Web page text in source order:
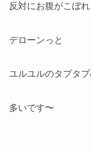
反対にお腹がこぼ
デローンっと
ユルユルのタプタ
多いです〜